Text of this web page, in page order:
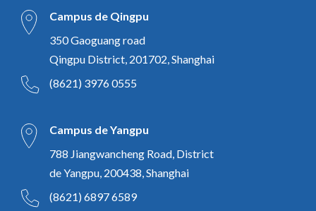
Campus de Qingpu
350 Gaoguang road
Qingpu District, 201702, Shanghai
(8621) 3976 0555
Campus de Yangpu
788 Jiangwancheng Road, District
de Yangpu, 200438, Shanghai
(8621) 6897 6589